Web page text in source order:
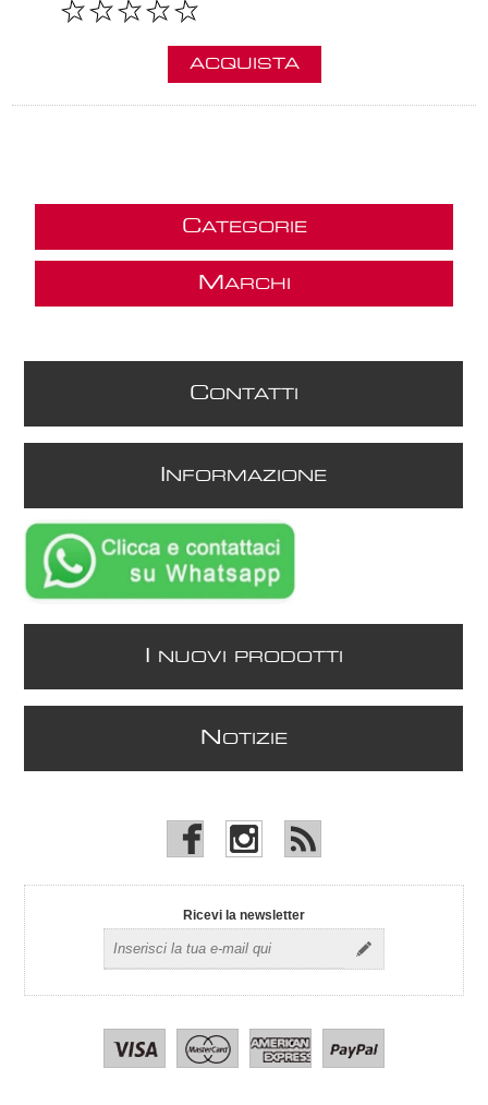
ACQUISTA
CATEGORIE
M ARCHI
CONTATTI
NFORMAZIONE
NUOVI PRODOTTI
N OTIZIE
Ricevi la newsletter